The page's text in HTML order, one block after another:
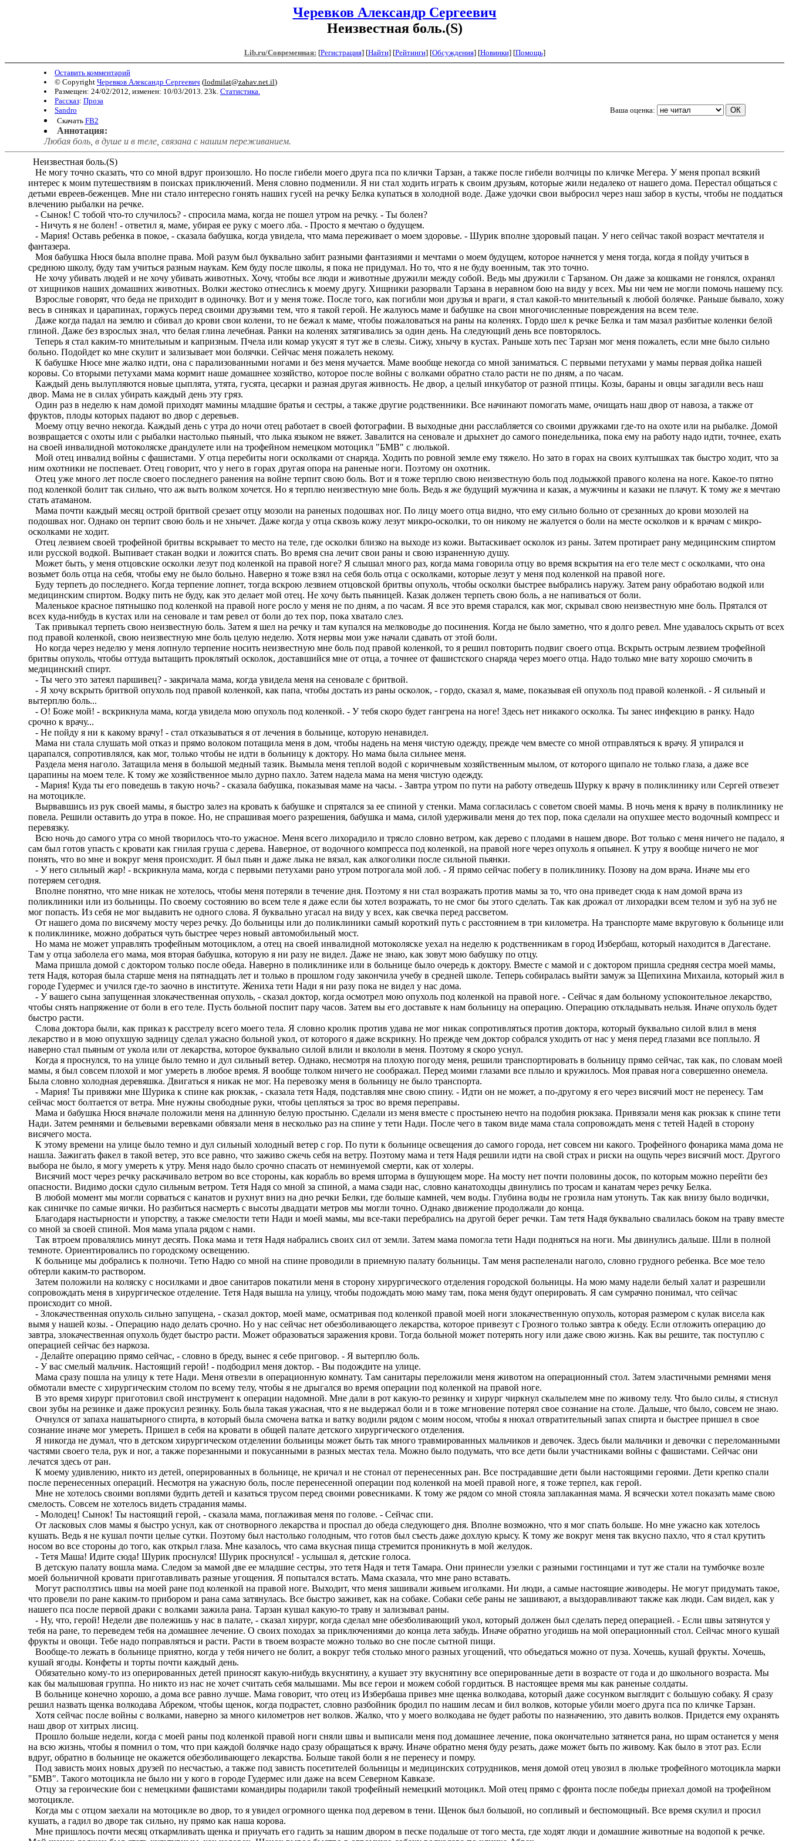
Черевков Александр Сергеевич
Неизвестная боль.(S)
Lib.ru/Современная: [Регистрация] [Найти] [Рейтинги] [Обсуждения] [Новинки] [Помощь]
Оставить комментарий
© Copyright Черевков Александр Сергеевич (lodmilat@zahav.net.il)
Размещен: 24/02/2012, изменен: 10/03/2013. 23k. Статистика.
Рассказ: Проза
Sandro
Скачать FB2
Ваша оценка:
Аннотация:
Любая боль, в душе и в теле, связана с нашим переживанием.
Неизвестная боль.(S)
Не могу точно сказать, что со мной вдруг произошло. Но после гибели моего друга пса по клички Тарзан, а также после гибели волчицы по кличке Мегера. У меня пропал всякий
интерес к моим путешествиям в поисках приключений. Меня словно подменили. Я ни стал ходить играть к своим друзьям, которые жили недалеко от нашего дома. Перестал общаться с
детьми евреев-беженцев. Мне ни стало интересно гонять наших гусей на речку Белка купаться в холодной воде. Даже удочки свои выбросил через наш забор в кусты, чтобы не поддаться
влечению рыбалки на речке.
- Сынок! С тобой что-то случилось? - спросила мама, когда не пошел утром на речку. - Ты болен?
- Ничуть я не болен! - ответил я, маме, убирая ее руку с моего лба. - Просто я мечтаю о будущем.
- Мария! Оставь ребенка в покое, - сказала бабушка, когда увидела, что мама переживает о моем здоровье. - Шурик вполне здоровый пацан. У него сейчас такой возраст мечтателя и
фантазера.
Моя бабушка Нюся была вполне права. Мой разум был буквально забит разными фантазиями и мечтами о моем будущем, которое начнется у меня тогда, когда я пойду учиться в
среднюю школу, буду там учиться разным наукам. Кем буду после школы, я пока не придумал. Но то, что я не буду военным, так это точно.
Не хочу убивать людей и не хочу убивать животных. Хочу, чтобы все люди и животные дружили между собой. Ведь мы дружили с Тарзаном. Он даже за кошками не гонялся, охранял
от хищников наших домашних животных. Волки жестоко отнеслись к моему другу. Хищники разорвали Тарзана в неравном бою на виду у всех. Мы ни чем не могли помочь нашему псу.
Взрослые говорят, что беда не приходит в одиночку. Вот и у меня тоже. После того, как погибли мои друзья и враги, я стал какой-то мнительный к любой болячке. Раньше бывало, хожу
весь в синяках и царапинах, горжусь перед своими друзьями тем, что я такой герой. Не жалуюсь маме и бабушке на свои многочисленные повреждения на всем теле.
Даже когда падал на землю и сбивал до крови свои колени, то не бежал к маме, чтобы пожаловаться на раны на коленях. Гордо шел к речке Белка и там мазал разбитые коленки белой
глиной. Даже без взрослых знал, что белая глина лечебная. Ранки на коленях затягивались за один день. На следующий день все повторялось.
Теперь я стал каким-то мнительным и капризным. Пчела или комар укусят я тут же в слезы. Сижу, хнычу в кустах. Раньше хоть пес Тарзан мог меня пожалеть, если мне было сильно
больно. Подойдет ко мне скулит и зализывает мои болячки. Сейчас меня пожалеть некому.
К бабушке Нюсе мне жалко идти, она с парализованными ногами и без меня мучается. Маме вообще некогда со мной заниматься. С первыми петухами у мамы первая дойка нашей
коровы. Со вторыми петухами мама кормит наше домашнее хозяйство, которое после войны с волками обратно стало расти не по дням, а по часам.
Каждый день вылупляются новые цыплята, утята, гусята, цесарки и разная другая живность. Не двор, а целый инкубатор от разной птицы. Козы, бараны и овцы загадили весь наш
двор. Мама не в силах убирать каждый день эту гряз.
Один раз в неделю к нам домой приходят мамины младшие братья и сестры, а также другие родственники. Все начинают помогать маме, очищать наш двор от навоза, а также от
фруктов, плоды которых падают во двор с деревьев.
Моему отцу вечно некогда. Каждый день с утра до ночи отец работает в своей фотографии. В выходные дни расслабляется со своими дружками где-то на охоте или на рыбалке. Домой
возвращается с охоты или с рыбалки настолько пьяный, что лыка языком не вяжет. Завалится на сеновале и дрыхнет до самого понедельника, пока ему на работу надо идти, точнее, ехать
на своей инвалидной мотоколяске драндулете или на трофейном немецком мотоцикл "БМВ" с люлькой.
Мой отец инвалид войны с фашистами. У отца перебиты ноги осколками от снаряда. Ходить по ровной земле ему тяжело. Но зато в горах на своих култышках так быстро ходит, что за
ним охотники не поспевает. Отец говорит, что у него в горах другая опора на раненые ноги. Поэтому он охотник.
Отец уже много лет после своего последнего ранения на войне терпит свою боль. Вот и я тоже терплю свою неизвестную боль под лодыжкой правого колена на ноге. Какое-то пятно
под коленкой болит так сильно, что аж выть волком хочется. Но я терплю неизвестную мне боль. Ведь я же будущий мужчина и казак, а мужчины и казаки не плачут. К тому же я мечтаю
стать атаманом.
Мама почти каждый месяц острой бритвой срезает отцу мозоли на раненых подошвах ног. По лицу моего отца видно, что ему сильно больно от срезанных до крови мозолей на
подошвах ног. Однако он терпит свою боль и не хнычет. Даже когда у отца сквозь кожу лезут микро-осколки, то он никому не жалуется о боли на месте осколков и к врачам с микро-
осколками не ходит.
Отец лезвием своей трофейной бритвы вскрывает то место на теле, где осколки близко на выходе из кожи. Вытаскивает осколок из раны. Затем протирает рану медицинским спиртом
или русской водкой. Выпивает стакан водки и ложится спать. Во время сна лечит свои раны и свою израненную душу.
Может быть, у меня отцовские осколки лезут под коленкой на правой ноге? Я слышал много раз, когда мама говорила отцу во время вскрытия на его теле мест с осколками, что она
возьмет боль отца на себя, чтобы ему не было больно. Наверно я тоже взял на себя боль отца с осколками, которые лезут у меня под коленкой на правой ноге.
Буду терпеть до последнего. Когда терпение лопнет, тогда вскрою лезвием отцовской бритвы опухоль, чтобы осколки быстрее выбрались наружу. Затем рану обработаю водкой или
медицинским спиртом. Водку пить не буду, как это делает мой отец. Не хочу быть пьяницей. Казак должен терпеть свою боль, а не напиваться от боли.
Маленькое красное пятнышко под коленкой на правой ноге росло у меня не по дням, а по часам. Я все это время старался, как мог, скрывал свою неизвестную мне боль. Прятался от
всех куда-нибудь в кустах или на сеновале и там ревел от боли до тех пор, пока хватало слез.
Так привыкал терпеть свою неизвестную боль. Затем я шел на речку и там купался на мелководье до посинения. Когда не было заметно, что я долго ревел. Мне удавалось скрыть от всех
под правой коленкой, свою неизвестную мне боль целую неделю. Хотя нервы мои уже начали сдавать от этой боли.
Но когда через неделю у меня лопнуло терпение носить неизвестную мне боль под правой коленкой, то я решил повторить подвиг своего отца. Вскрыть острым лезвием трофейной
бритвы опухоль, чтобы оттуда вытащить проклятый осколок, доставшийся мне от отца, а точнее от фашистского снаряда через моего отца. Надо только мне вату хорошо смочить в
медицинский спирт.
- Ты чего это затеял паршивец? - закричала мама, когда увидела меня на сеновале с бритвой.
- Я хочу вскрыть бритвой опухоль под правой коленкой, как папа, чтобы достать из раны осколок, - гордо, сказал я, маме, показывая ей опухоль под правой коленкой. - Я сильный и
вытерплю боль...
- О! Боже мой! - вскрикнула мама, когда увидела мою опухоль под коленкой. - У тебя скоро будет гангрена на ноге! Здесь нет никакого осколка. Ты занес инфекцию в ранку. Надо
срочно к врачу...
- Не пойду я ни к какому врачу! - стал отказываться я от лечения в больнице, которую ненавидел.
Мама ни стала слушать мой отказ и прямо волоком потащила меня в дом, чтобы надень на меня чистую одежду, прежде чем вместе со мной отправляться к врачу. Я упирался и
царапался, сопротивлялся, как мог, только чтобы не идти в больницу к доктору. Но мама была сильнее меня.
Раздела меня наголо. Затащила меня в большой медный тазик. Вымыла меня теплой водой с коричневым хозяйственным мылом, от которого щипало не только глаза, а даже все
царапины на моем теле. К тому же хозяйственное мыло дурно пахло. Затем надела мама на меня чистую одежду.
- Мария! Куда ты его поведешь в такую ночь? - сказала бабушка, показывая маме на часы. - Завтра утром по пути на работу отведешь Шурку к врачу в поликлинику или Сергей отвезет
на мотоцикле.
Вырвавшись из рук своей мамы, я быстро залез на кровать к бабушке и спрятался за ее спиной у стенки. Мама согласилась с советом своей мамы. В ночь меня к врачу в поликлинику не
повела. Решили оставить до утра в покое. Но, не спрашивая моего разрешения, бабушка и мама, силой удерживали меня до тех пор, пока сделали на опухшее место водочный компресс и
перевязку.
Всю ночь до самого утра со мной творилось что-то ужасное. Меня всего лихорадило и трясло словно ветром, как дерево с плодами в нашем дворе. Вот только с меня ничего не падало, я
сам был готов упасть с кровати как гнилая груша с дерева. Наверное, от водочного компресса под коленкой, на правой ноге через опухоль я опьянел. К утру я вообще ничего не мог
понять, что во мне и вокруг меня происходит. Я был пьян и даже лыка не вязал, как алкоголики после сильной пьянки.
- У него сильный жар! - вскрикнула мама, когда с первыми петухами рано утром потрогала мой лоб. - Я прямо сейчас побегу в поликлинику. Позову на дом врача. Иначе мы его
потеряем сегодня.
Вполне понятно, что мне никак не хотелось, чтобы меня потеряли в течение дня. Поэтому я ни стал возражать против мамы за то, что она приведет сюда к нам домой врача из
поликлиники или из больницы. По своему состоянию во всем теле я даже если бы хотел возражать, то не смог бы этого сделать. Так как дрожал от лихорадки всем телом и зуб на зуб не
мог попасть. Из себя не мог выдавить не одного слова. Я буквально угасал на виду у всех, как свечка перед рассветом.
От нашего дома по висячему мосту через речку. До больницы или до поликлиники самый короткий путь с расстоянием в три километра. На транспорте маме вкруговую к больнице или
к поликлинике, можно добраться чуть быстрее через новый автомобильный мост.
Но мама не может управлять трофейным мотоциклом, а отец на своей инвалидной мотоколяске уехал на неделю к родственникам в город Избербаш, который находится в Дагестане.
Там у отца заболела его мама, моя вторая бабушка, которую я ни разу не видел. Даже не знаю, как зовут мою бабушку по отцу.
Мама пришла домой с доктором только после обеда. Наверно в поликлинике или в больнице было очередь к доктору. Вместе с мамой и с доктором пришла средняя сестра моей мамы,
тетя Надя, которая была старше меня на пятнадцать лет и только в прошлом году закончила учебу в средней школе. Теперь собиралась выйти замуж за Щепихина Михаила, который жил в
городе Гудермес и учился где-то заочно в институте. Жениха тети Нади я ни разу пока не видел у нас дома.
- У вашего сына запущенная злокачественная опухоль, - сказал доктор, когда осмотрел мою опухоль под коленкой на правой ноге. - Сейчас я дам больному успокоительное лекарство,
чтобы снять напряжение от боли в его теле. Пусть больной поспит пару часов. Затем вы его доставьте к нам больницу на операцию. Операцию откладывать нельзя. Иначе опухоль будет
быстро расти.
Слова доктора были, как приказ к расстрелу всего моего тела. Я словно кролик против удава не мог никак сопротивляться против доктора, который буквально силой влил в меня
лекарство и в мою опухшую задницу сделал ужасно больной укол, от которого я даже вскрикну. Но прежде чем доктор собрался уходить от нас у меня перед глазами все поплыло. Я
наверно стал пьяным от укола или от лекарства, которое буквально силой влили и вкололи в меня. Поэтому я скоро уснул.
Когда я проснулся, то на улице было темно и дул сильный ветер. Однако, несмотря на плохую погоду меня, решили транспортировать в больницу прямо сейчас, так как, по словам моей
мамы, я был совсем плохой и мог умереть в любое время. Я вообще толком ничего не соображал. Перед моими глазами все плыло и кружилось. Моя правая нога совершенно онемела.
Была словно холодная деревяшка. Двигаться я никак не мог. На перевозку меня в больницу не было транспорта.
- Мария! Ты привяжи мне Шурика к спине как рюкзак, - сказала тетя Надя, подставляя мне свою спину. - Идти он не может, а по-другому я его через висячий мост не перенесу. Там
сейчас мост болтается от ветра. Мне нужны свободные руки, чтобы цепляться за трос во время переправы.
Мама и бабушка Нюся вначале положили меня на длинную белую простыню. Сделали из меня вместе с простынею нечто на подобия рюкзака. Привязали меня как рюкзак к спине тети
Нади. Затем ремнями и бельевыми веревками обвязали меня в несколько раз на спине у тети Нади. После чего в таком виде мама стала сопровождать меня с тетей Надей в сторону
висячего моста.
К этому времени на улице было темно и дул сильный холодный ветер с гор. По пути к больнице освещения до самого города, нет совсем ни какого. Трофейного фонарика мама дома не
нашла. Зажигать факел в такой ветер, это все равно, что заживо сжечь себя на ветру. Поэтому мама и тетя Надя решили идти на свой страх и риски на ощупь через висячий мост. Другого
выбора не было, я могу умереть к утру. Меня надо было срочно спасать от неминуемой смерти, как от холеры.
Висячий мост через речку раскачивало ветром во все стороны, как корабль во время шторма в бушующем море. На мосту нет почти половины досок, по которым можно перейти без
опасности. Видимо доски сдуло сильным ветром. Тетя Надя со мной за спиной, а мама сзади нас, словно канатоходцы двинулись по тросам и канатам через речку Белка.
В любой момент мы могли сорваться с канатов и рухнут вниз на дно речки Белки, где больше камней, чем воды. Глубина воды не грозила нам утонуть. Так как внизу было водички,
как синичке по самые яички. Но разбиться насмерть с высоты двадцати метров мы могли точно. Однако движение продолжали до конца.
Благодаря настырности и упорству, а также смелости тети Нади и моей мамы, мы все-таки перебрались на другой берег речки. Там тетя Надя буквально свалилась боком на траву вместе
со мной за своей спиной. Моя мама упала рядом с нами.
Так втроем провалялись минут десять. Пока мама и тетя Надя набрались своих сил от земли. Затем мама помогла тети Нади подняться на ноги. Мы двинулись дальше. Шли в полной
темноте. Ориентировались по городскому освещению.
К больнице мы добрались к полночи. Тетю Надю со мной на спине проводили в приемную палату больницы. Там меня распеленали наголо, словно грудного ребенка. Все мое тело
обтерли каким-то раствором.
Затем положили на коляску с носилками и двое санитаров покатили меня в сторону хирургического отделения городской больницы. На мою маму надели белый халат и разрешили
сопровождать меня в хирургическое отделение. Тетя Надя вышла на улицу, чтобы подождать мою маму там, пока меня будут оперировать. Я сам сумрачно понимал, что сейчас
происходит со мной.
- Злокачественная опухоль сильно запущена, - сказал доктор, моей маме, осматривая под коленкой правой моей ноги злокачественную опухоль, которая размером с кулак висела как
вымя у нашей козы. - Операцию надо делать срочно. Но у нас сейчас нет обезболивающего лекарства, которое привезут с Грозного только завтра к обеду. Если отложить операцию до
завтра, злокачественная опухоль будет быстро расти. Может образоваться заражения крови. Тогда больной может потерять ногу или даже свою жизнь. Как вы решите, так поступлю с
операцией сейчас без наркоза.
- Делайте операцию прямо сейчас, - словно в бреду, вынес я себе приговор. - Я вытерплю боль.
- У вас смелый мальчик. Настоящий герой! - подбодрил меня доктор. - Вы подождите на улице.
Мама сразу пошла на улицу к тете Нади. Меня отвезли в операционную комнату. Там санитары переложили меня животом на операционный стол. Затем эластичными ремнями меня
обмотали вместе с хирургическим столом по всему телу, чтобы я не дрыгался во время операции под коленкой на правой ноге.
В это время хирург приготовил свой инструмент к операции надомной. Мне дали в рот какую-то резинку и хирург чиркнул скальпелем мне по живому телу. Что было силы, я стиснул
свои зубы на резинке и даже прокусил резинку. Боль была такая ужасная, что я не выдержал боли и в тоже мгновение потерял свое сознание на столе. Дальше, что было, совсем не знаю.
Очнулся от запаха нашатырного спирта, в который была смочена ватка и ватку водили рядом с моим носом, чтобы я нюхал отвратительный запах спирта и быстрее пришел в свое
сознание иначе мог умереть. Пришел в себя на кровати в общей палате детского хирургического отделения.
Я никогда не думал, что в детском хирургическом отделении больницы может быть так много травмированных мальчиков и девочек. Здесь были мальчики и девочки с переломанными
частями своего тела, рук и ног, а также порезанными и покусанными в разных местах тела. Можно было подумать, что все дети были участниками войны с фашистами. Сейчас они
лечатся здесь от ран.
К моему удивлению, никто из детей, оперированных в больнице, не кричал и не стонал от перенесенных ран. Все пострадавшие дети были настоящими героями. Дети крепко спали
после перенесенных операций. Несмотря на ужасную боль, после перенесенной операции под коленкой на моей правой ноге, я тоже терпел, как герой.
Мне не хотелось своими воплями будить детей и казаться трусом перед своими ровесниками. К тому же рядом со мной стояла заплаканная мама. Я всячески хотел показать маме свою
смелость. Совсем не хотелось видеть страдания мамы.
- Молодец! Сынок! Ты настоящий герой, - сказала мама, поглаживая меня по голове. - Сейчас спи.
От ласковых слов мамы я быстро уснул, как от снотворного лекарства и проспал до обеда следующего дня. Вполне возможно, что я мог спать больше. Но мне ужасно как хотелось
кушать. Ведь я не кушал почти целые сутки. Поэтому был настолько голодным, что готов был съесть даже дохлую крысу. К тому же вокруг меня так вкусно пахло, что я стал крутить
носом во все стороны до того, как открыл глаза. Мне казалось, что сама вкусная пища стремится проникнуть в мой желудок.
- Тетя Маша! Идите сюда! Шурик проснулся! Шурик проснулся! - услышал я, детские голоса.
В детскую палату вошла мама. Следом за мамой две ее младшие сестры, это тетя Надя и тетя Тамара. Они принесли узелки с разными гостинцами и тут же стали на тумбочке возле
моей больничной кровати приготавливать разные угощения. Я попытался встать. Мама сказала, что мне рано вставать.
Могут расползтись швы на моей ране под коленкой на правой ноге. Выходит, что меня зашивали живьем иголками. Ни люди, а самые настоящие живодеры. Не могут придумать такое,
что провели по ране каким-то прибором и рана сама затянулась. Все быстро заживет, как на собаке. Собаки себе раны не зашивают, а выздоравливают также как люди. Сам видел, как у
нашего пса после первой драки с волками зажила рана. Тарзан кушал какую-то траву и зализывал раны.
- Ну, что, герой! Недели две полежишь у нас в палате, - сказал хирург, когда сделал мне обезболивающий укол, который должен был сделать перед операцией. - Если швы затянутся у
тебя на ране, то переведем тебя на домашнее лечение. О своих походах за приключениями до конца лета забудь. Иначе обратно угодишь на мой операционный стол. Сейчас много кушай
фрукты и овощи. Тебе надо поправляться и расти. Расти в твоем возрасте можно только во сне после сытной пищи.
Вообще-то лежать в больнице приятно, когда у тебя ничего не болит, а вокруг тебя столько много разных угощений, что объедаться можно от пуза. Хочешь, кушай фрукты. Хочешь,
кушай ягоды. Конфеты и торты почти каждый день.
Обязательно кому-то из оперированных детей приносят какую-нибудь вкуснятину, а кушает эту вкуснятину все оперированные дети в возрасте от года и до школьного возраста. Мы
как бы малышовая группа. Но никто из нас не хочет считать себя малышами. Мы все герои и можем собой гордиться. В настоящее время мы как раненые солдаты.
В больнице конечно хорошо, а дома все равно лучше. Мама говорит, что отец из Избербаша привез мне щенка волкодава, который даже сосунком выглядит с большую собаку. Я сразу
решил назвать щенка волкодава Абреком, чтобы щенок, когда подрастет, словно разбойник бродил по нашим лесам и бил волков, которые убили моего друга пса по кличке Тарзан.
Хотя сейчас после войны с волками, наверно за много километров нет волков. Жалко, что у моего волкодава не будет работы по назначению, это давить волков. Придется ему охранять
наш двор от хитрых лисиц.
Прошло больше недели, когда с моей раны под коленкой правой ноги сняли швы и выписали меня под домашнее лечение, пока окончательно затянется рана, но шрам останется у меня
на всю жизнь, чтобы я помнил о том, что при каждой болячке надо сразу обращаться к врачу. Иначе обратно меня буду резать, даже может быть по живому. Как было в этот раз. Если
вдруг, обратно в больнице не окажется обезболивающего лекарства. Больше такой боли я не перенесу и помру.
Под зависть моих новых друзей по несчастью, а также под зависть посетителей больницы и медицинских сотрудников, меня домой отец увозил в люльке трофейного мотоцикла марки
"БМВ". Такого мотоцикла не было ни у кого в городе Гудермес или даже на всем Северном Кавказе.
Отцу за героические бои с немецкими фашистами командиры подарили такой трофейный немецкий мотоцикл. Мой отец прямо с фронта после победы приехал домой на трофейном
мотоцикле.
Когда мы с отцом заехали на мотоцикле во двор, то я увидел огромного щенка под деревом в тени. Щенок был большой, но сопливый и беспомощный. Все время скулил и просил
кушать, а гадил во дворе так сильно, ну прямо как наша корова.
Мне пришлось почти месяц откармливать щенка и приучать его гадить за нашим двором в песке подальше от того места, где ходят люди и домашние животные на водопой к речке.